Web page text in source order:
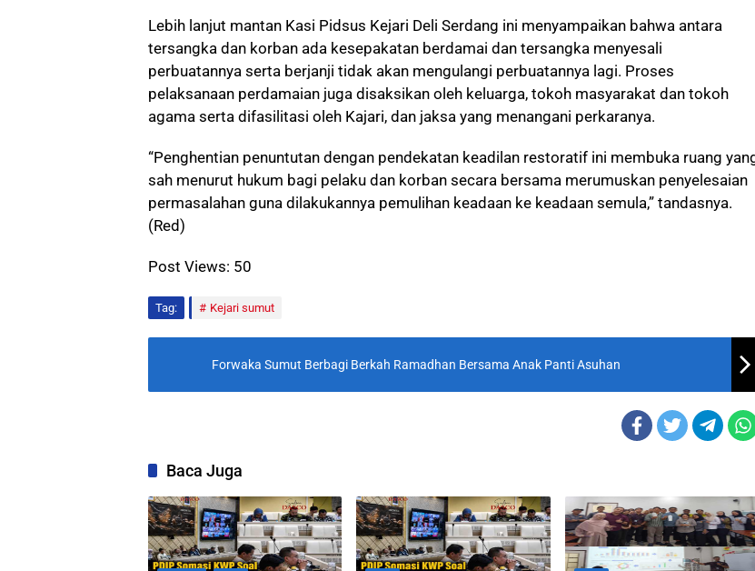
Lebih lanjut mantan Kasi Pidsus Kejari Deli Serdang ini menyampaikan bahwa antara
tersangka dan korban ada kesepakatan berdamai dan tersangka menyesali
perbuatannya serta berjanji tidak akan mengulangi perbuatannya lagi. Proses
pelaksanaan perdamaian juga disaksikan oleh keluarga, tokoh masyarakat dan tokoh
agama serta difasilitasi oleh Kajari, dan jaksa yang menangani perkaranya.
“Penghentian penuntutan dengan pendekatan keadilan restoratif ini membuka ruang
sah menurut hukum bagi pelaku dan korban secara bersama merumuskan penyelesaian
permasalahan guna dilakukannya pemulihan keadaan ke keadaan semula,” tandasnya.
(Red)
Post Views: 50
Tag: Kejari sumut
Forwaka Sumut Berbagi Berkah Ramadhan Bersama Anak Panti Asuhan
Baca Juga